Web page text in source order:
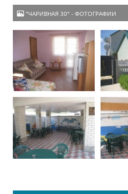
"ЧАРИВНАЯ 30" - ФОТОГРАФИИ